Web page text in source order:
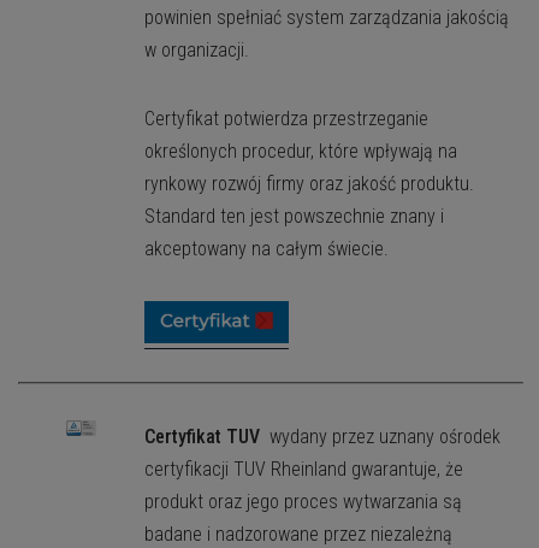
powinien spełniać system zarządzania jakością
w organizacji.
Certyfikat potwierdza przestrzeganie
określonych procedur, które wpływają na
rynkowy rozwój firmy oraz jakość produktu.
Standard ten jest powszechnie znany i
akceptowany na całym świecie.
Certyfikat TUV wydany przez uznany ośrodek
certyfikacji TUV Rheinland gwarantuje, że
produkt oraz jego proces wytwarzania są
badane i nadzorowane przez niezależną